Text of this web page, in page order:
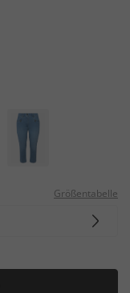
Größentabelle